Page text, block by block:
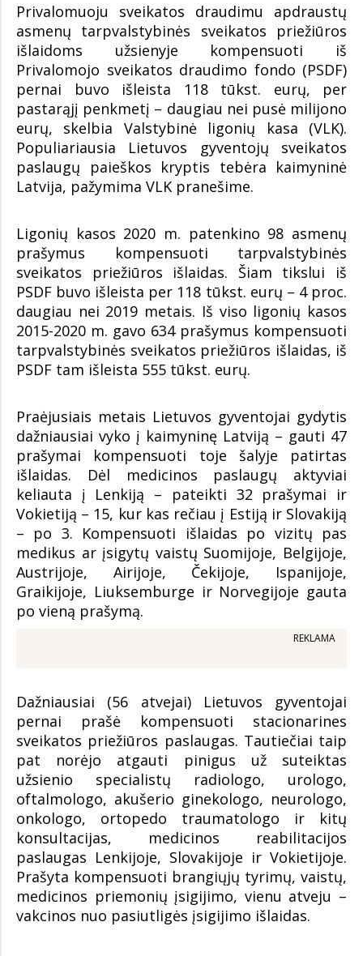
Privalomuoju sveikatos draudimu apdraustų
asmenų tarpvalstybinės sveikatos priežiūros
išlaidoms užsienyje kompensuoti iš
Privalomojo sveikatos draudimo fondo (PSDF)
pernai buvo išleista 118 tūkst. eurų, per
pastarąjį penkmetį – daugiau nei pusė milijono
eurų, skelbia Valstybinė ligonių kasa (VLK).
Populiariausia Lietuvos gyventojų sveikatos
paslaugų paieškos kryptis tebėra kaimyninė
Latvija, pažymima VLK pranešime.
Ligonių kasos 2020 m. patenkino 98 asmenų
prašymus kompensuoti tarpvalstybinės
sveikatos priežiūros išlaidas. Šiam tikslui iš
PSDF buvo išleista per 118 tūkst. eurų – 4 proc.
daugiau nei 2019 metais. Iš viso ligonių kasos
2015-2020 m. gavo 634 prašymus kompensuoti
tarpvalstybinės sveikatos priežiūros išlaidas, iš
PSDF tam išleista 555 tūkst. eurų.
Praėjusiais metais Lietuvos gyventojai gydytis
dažniausiai vyko į kaimyninę Latviją – gauti 47
prašymai kompensuoti toje šalyje patirtas
išlaidas. Dėl medicinos paslaugų aktyviai
keliauta į Lenkiją – pateikti 32 prašymai ir
Vokietiją – 15, kur kas rečiau į Estiją ir Slovakiją
– po 3. Kompensuoti išlaidas po vizitų pas
medikus ar įsigytų vaistų Suomijoje, Belgijoje,
Austrijoje, Airijoje, Čekijoje, Ispanijoje,
Graikijoje, Liuksemburge ir Norvegijoje gauta
po vieną prašymą.
REKLAMA
Dažniausiai (56 atvejai) Lietuvos gyventojai
pernai prašė kompensuoti stacionarines
sveikatos priežiūros paslaugas. Tautiečiai taip
pat norėjo atgauti pinigus už suteiktas
užsienio specialistų radiologo, urologo,
oftalmologo, akušerio ginekologo, neurologo,
onkologo, ortopedo traumatologo ir kitų
konsultacijas, medicinos reabilitacijos
paslaugas Lenkijoje, Slovakijoje ir Vokietijoje.
Prašyta kompensuoti brangiųjų tyrimų, vaistų,
medicinos priemonių įsigijimo, vienu atveju –
vakcinos nuo pasiutligės įsigijimo išlaidas.